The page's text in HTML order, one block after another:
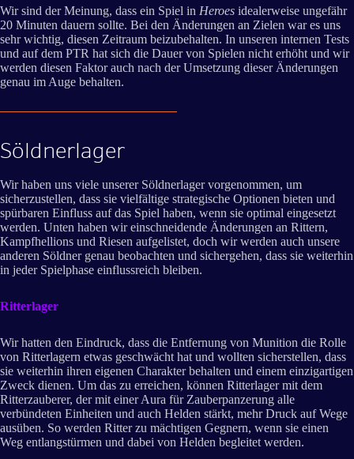
Wir sind der Meinung, dass ein Spiel in Heroes idealerweise ungefähr
20 Minuten dauern sollte. Bei den Änderungen an Zielen war es uns
sehr wichtig, diesen Zeitraum beizubehalten. In unseren internen Tests
und auf dem PTR hat sich die Dauer von Spielen nicht erhöht und wir
werden diesen Faktor auch nach der Umsetzung dieser Änderungen
genau im Auge behalten.
Söldnerlager
Wir haben uns viele unserer Söldnerlager vorgenommen, um
sicherzustellen, dass sie vielfältige strategische Optionen bieten und
spürbaren Einfluss auf das Spiel haben, wenn sie optimal eingesetzt
werden. Unten haben wir einschneidende Änderungen an Rittern,
Kampfhellions und Riesen aufgelistet, doch wir werden auch unsere
anderen Söldner genau beobachten und sichergehen, dass sie weiterhin
in jeder Spielphase einflussreich bleiben.
Ritterlager
Wir hatten den Eindruck, dass die Entfernung von Munition die Rolle
von Ritterlagern etwas geschwächt hat und wollten sicherstellen, dass
sie weiterhin ihren eigenen Charakter behalten und einem einzigartigen
Zweck dienen. Um das zu erreichen, können Ritterlager mit dem
Ritterzauberer, der mit einer Aura für Zauberpanzerung alle
verbündeten Einheiten und auch Helden stärkt, mehr Druck auf Wege
ausüben. So werden Ritter zu mächtigen Gegnern, wenn sie einen
Weg entlangstürmen und dabei von Helden begleitet werden.